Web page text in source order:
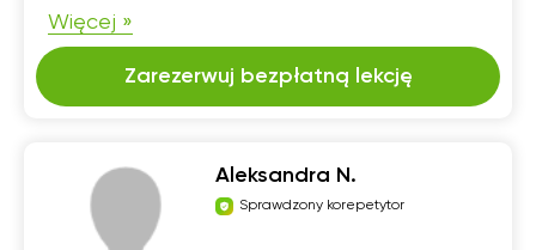
Więcej »
Zarezerwuj bezpłatną lekcję
Aleksandra N.
Sprawdzony korepetytor